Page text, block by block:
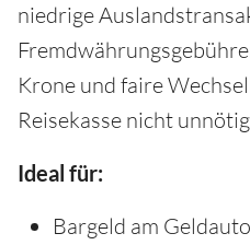
niedrige
Krone und faire
Reisekasse nicht
Ideal für:
Bargeld am